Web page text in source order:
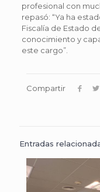
profesional con
repasó: “Ya ha
Fiscalía de Estado
conocimiento y
este cargo”.
Compartir
Entradas